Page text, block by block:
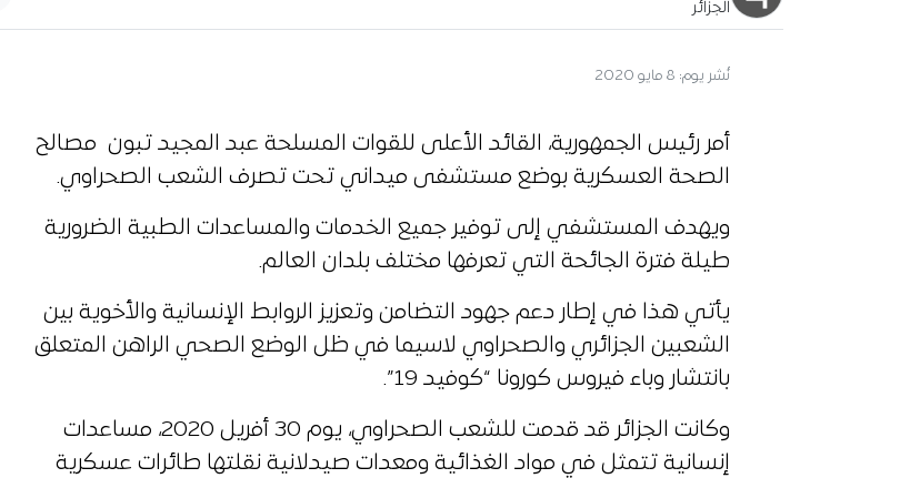
الجزائر
نُشر يوم: 8 مايو 2020
أمر رئيس الجمهورية، القائد الأعلى للقوات المسلحة عبد المجيد تبون مصالح
الصحة العسكرية بوضع مستشفى ميداني تحت تصرف الشعب الصحراوي.
ويهدف المستشفي إلى توفير جميع الخدمات والمساعدات الطبية الضرورية
طيلة فترة الجائحة التي تعرفها مختلف بلدان العالم.
يأتي هذا في إطار دعم جهود التضامن وتعزيز الروابط الإنسانية والأخوية بين
الشعبين الجزائري والصحراوي لاسيما في ظل الوضع الصحي الراهن المتعلق
بانتشار وباء فيروس كورونا “كوفيد 19”.
وكانت الجزائر قد قدمت للشعب الصحراوي، يوم 30 أفريل 2020، مساعدات
إنسانية تتمثل في مواد الغذائية ومعدات صيدلانية نقلتها طائرات عسكرية